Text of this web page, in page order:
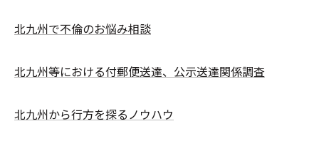
北九州で不倫のお悩み相談
北九州等における付郵便送達、公示送達関係調査
北九州から行方を探るノウハウ